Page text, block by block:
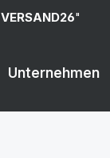
VERSAND26"
Unternehmen